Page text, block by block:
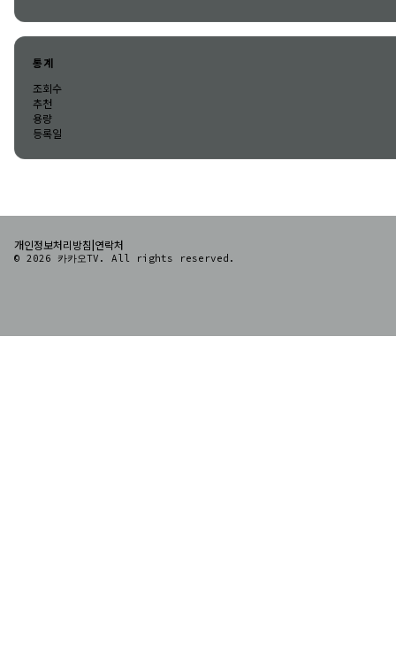
통계
조회수
추천
용량
등록일
개인정보처리방침|연락처
© 2026 카카오TV. All rights reserved.